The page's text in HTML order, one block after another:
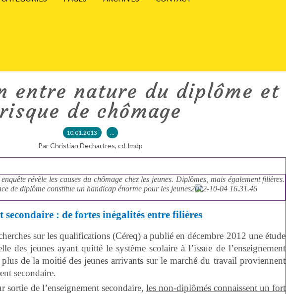
entre nature du diplôme et
risque de chômage
10.01.2013 …
Par Christian Dechartres, cd-lmdp
révèle les causes du chômage chez les jeunes. Diplômes, mais également filières.
de diplôme constitue un handicap énorme pour les jeunes.
secondaire : de fortes inégalités entre filières
sur les qualifications (Céreq) a publié en décembre 2012 une étude
des jeunes ayant quitté le système scolaire à l’issue de l’enseignement
plus de la moitié des jeunes arrivants sur le marché du travail proviennent
secondaire.
sortie de l’enseignement secondaire, les non-diplômés connaissent un fort